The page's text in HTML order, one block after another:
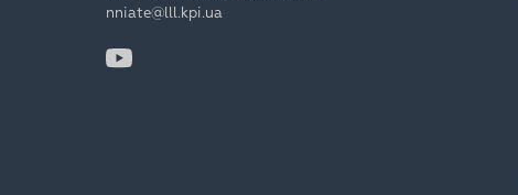
nniate@lll.kpi.ua